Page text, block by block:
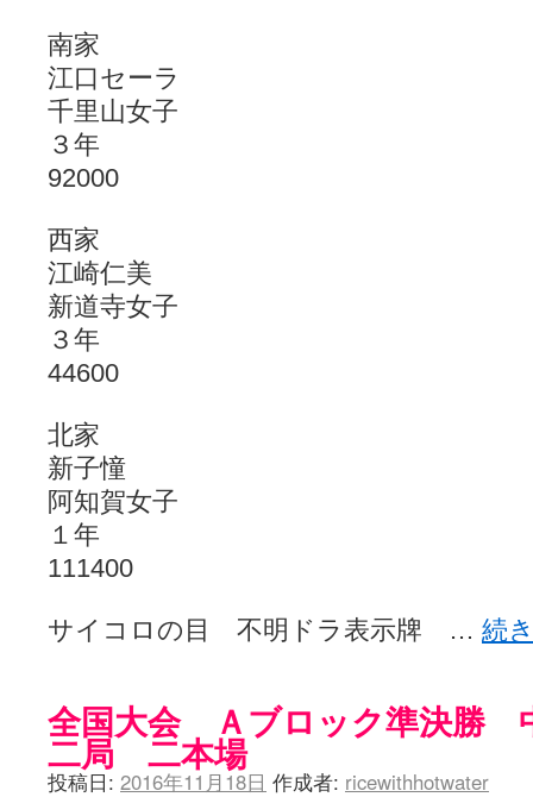
南家
江口セーラ
千里山女子
３年
92000
西家
江崎仁美
新道寺女子
３年
44600
北家
新子憧
阿知賀女子
１年
111400
サイコロの目 不明ドラ表示牌 … 続
全国大会 Ａブロック準決
二局 二本場
投稿日: 2016年11月18日 作成者: ricewithhotwater